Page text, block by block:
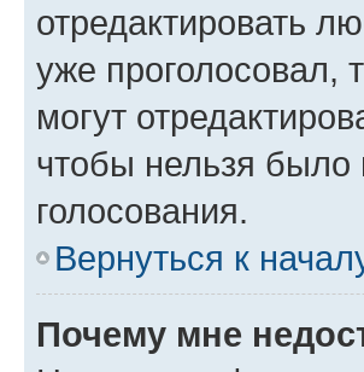
отредактировать
уже проголосовал,
могут
чтобы нельзя было
голосования.
Вернуться к
Почему мне